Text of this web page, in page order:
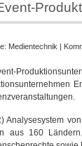
Medientechnik |
Analysesystem
aus 160